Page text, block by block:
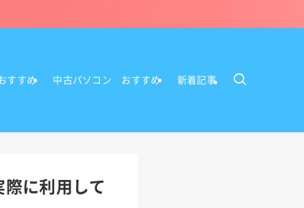
すすめ 中古パソコン おすすめ 新着記事
に利用して